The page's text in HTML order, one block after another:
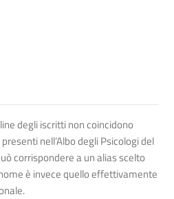
degli iscritti non coincidono
nell’Albo degli Psicologi del
corrispondere a un alias scelto
è invece quello effettivamente